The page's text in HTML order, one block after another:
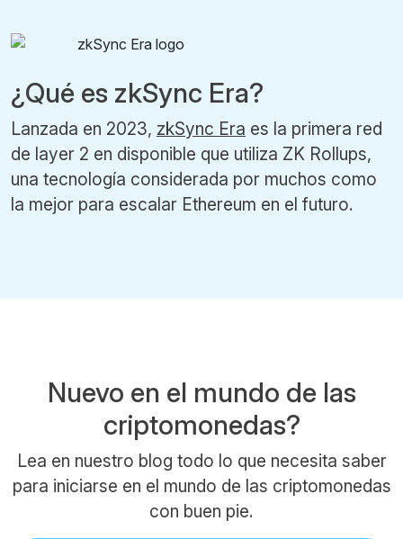
¿Qué es zkSync Era?
Lanzada en 2023, zkSync Era es la primera red
de layer 2 en disponible que utiliza ZK Rollups,
una tecnología considerada por muchos como
la mejor para escalar Ethereum en el futuro.
Nuevo en el mundo de las
criptomonedas?
Lea en nuestro blog todo lo que necesita saber
para iniciarse en el mundo de las criptomonedas
con buen pie.